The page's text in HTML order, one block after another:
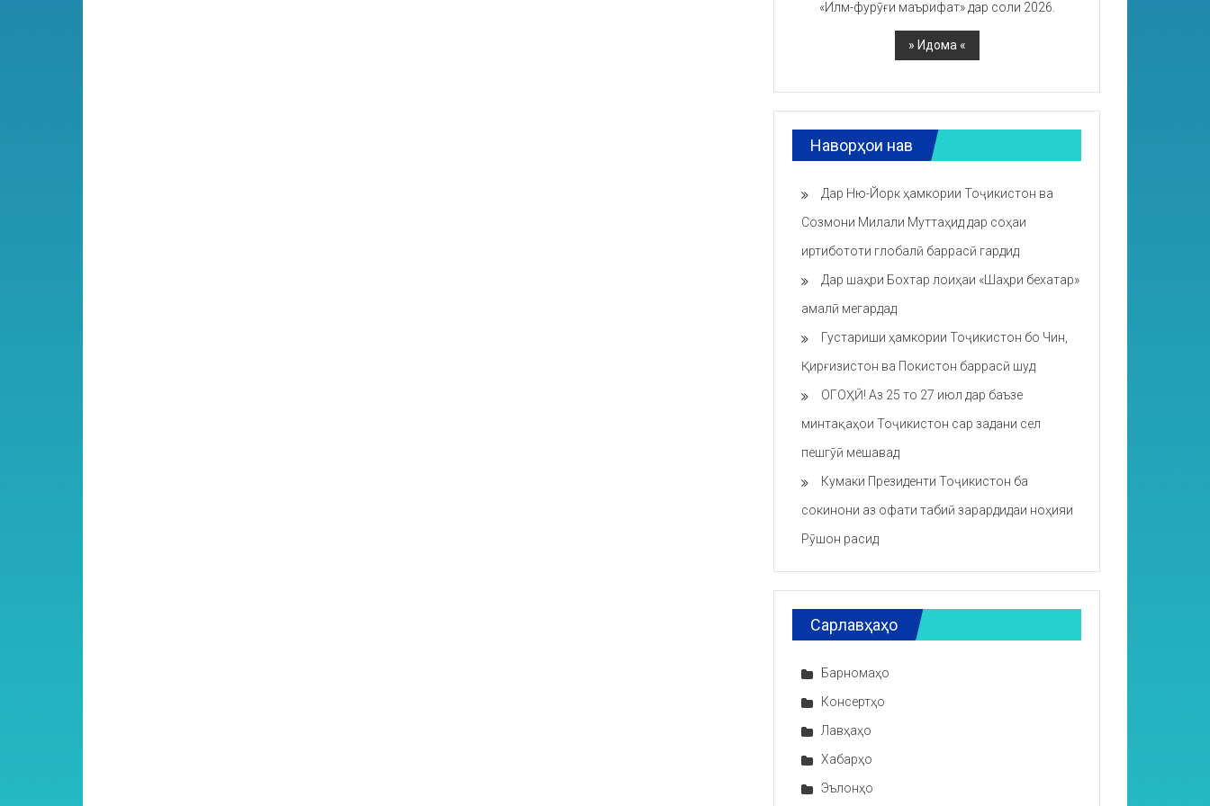
«Илм-фурӯғи маърифат» дар соли 2026.
Наворҳои нав
Дар Ню-Йорк ҳамкории Тоҷикистон ва
Созмони Милали Муттаҳид дар соҳаи
иртибототи глобалӣ баррасӣ гардид
Дар шаҳри Бохтар лоиҳаи «Шаҳри бехатар»
амалӣ мегардад
Густариши ҳамкории Тоҷикистон бо Чин,
Қирғизистон ва Покистон баррасӣ шуд
ОГОҲӢ! Аз 25 то 27 июл дар баъзе
минтақаҳои Тоҷикистон сар задани сел
пешгӯӣ мешавад
Кумаки Президенти Тоҷикистон ба
сокинони аз офати табиӣ зарардидаи ноҳияи
Рӯшон расид
Сарлавҳаҳо
Барномаҳо
Консертҳо
Лавҳаҳо
Хабарҳо
Эълонҳо